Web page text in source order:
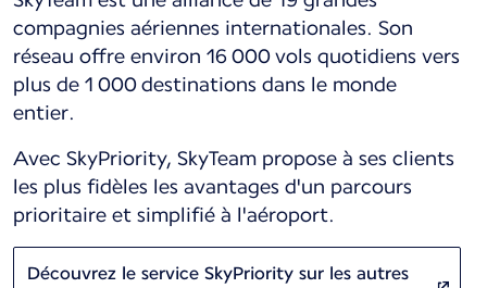
compagnies aériennes internationales. Son
réseau offre environ 16 000 vols quotidiens vers
plus de 1 000 destinations dans le monde
entier.
Avec SkyPriority, SkyTeam propose à ses clients
les plus fidèles les avantages d'un parcours
prioritaire et simplifié à l'aéroport.
Découvrez le service SkyPriority sur les autres